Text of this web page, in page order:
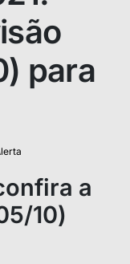
para
a
10)